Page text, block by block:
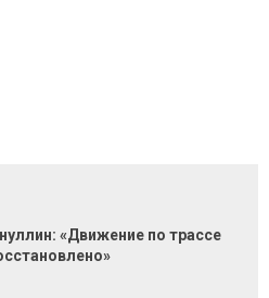
«Движение по трассе